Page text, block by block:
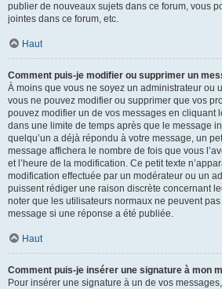
publier de nouveaux sujets dans ce forum, vous
jointes dans ce forum, etc.
Haut
Comment puis-je modifier ou supprimer un
À moins que vous ne soyez un administrateur ou
vous ne pouvez modifier ou supprimer que vos
pouvez modifier un de vos messages en cliquant
dans une limite de temps après que le message
quelqu’un a déjà répondu à votre message, un
message affichera le nombre de fois que vous
et l’heure de la modification. Ce petit texte
modification effectuée par un modérateur ou un
puissent rédiger une raison discrète concernant
noter que les utilisateurs normaux ne peuvent
message si une réponse a été publiée.
Haut
Comment puis-je insérer une signature à mon
Pour insérer une signature à un de vos